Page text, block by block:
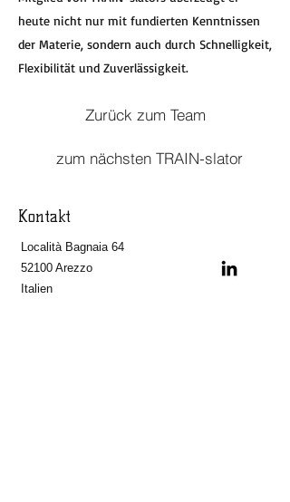
heute nicht nur mit fundierten Kenntnissen
der Materie, sondern auch durch Schnelligkeit,
Flexibilität und Zuverlässigkeit.
Zurück zum Team
zum nächsten TRAIN-slator
Kontakt
Località Bagnaia 64
52100 Arezzo
Italien